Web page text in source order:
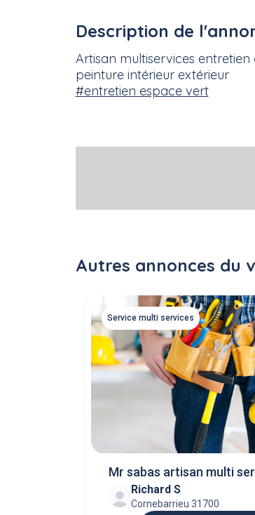
Description de
Artisan multiservices
peinture intérieur extérieur
#entretien espace vert
Autres annonces du
Service multi services
Mr sabas artisan multi
peinture
Richard S
Cornebarrieu 31700